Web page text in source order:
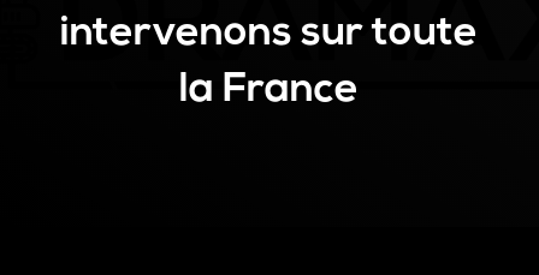
intervenons sur toute
la France